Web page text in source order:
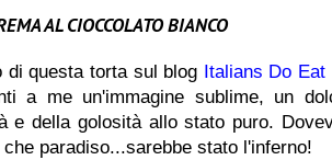
AL CIOCCOLATO BIANCO
di questa torta sul blog Italians Do Eat
a me un'immagine sublime, un
e della golosità allo stato puro.
paradiso...sarebbe stato l'inferno!